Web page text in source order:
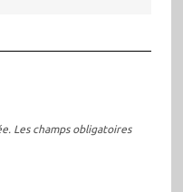
Les champs obligatoires